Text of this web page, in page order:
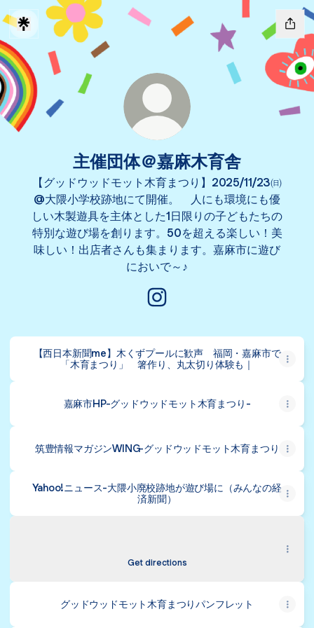
主催団体＠嘉麻木育舎
【グッドウッドモット木育まつり】2025/11/23㈰
@大隈小学校跡地にて開催。 人にも環境にも優
しい木製遊具を主体とした1日限りの子どもたちの
特別な遊び場を創ります。50を超える楽しい！美
味しい！出店者さんも集まります。嘉麻市に遊び
においで～♪
【西日本新聞me】木くずプールに歓声 福岡・嘉麻市で
「木育まつり」 箸作り、丸太切り体験も｜
嘉麻市HP-グッドウッドモット木育まつり-
筑豊情報マガジンWING-グッドウッドモット木育まつり
Yahoo!ニュース-大隈小廃校跡地が遊び場に（みんなの経
済新聞）
【グッドウッドモット木育まつり】＠大隈小学校跡地
Get directions
グッドウッドモット木育まつりパンフレット